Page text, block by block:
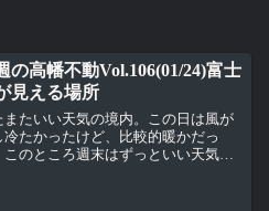
の高幡不動Vol.106(01/24)富士
見える場所
またいい天気の境内。この日は風が
冷たかったけど、比較的暖かだっ
このところ週末はずっといい天気が